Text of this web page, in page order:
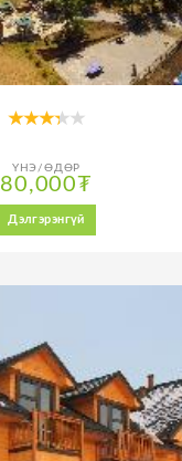
ҮНЭ/ӨДӨР
80,000₮
Дэлгэрэнгүй